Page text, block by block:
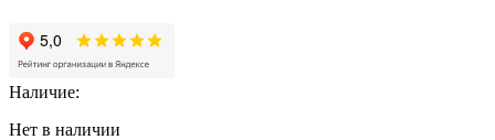
Наличие:
Нет в наличии